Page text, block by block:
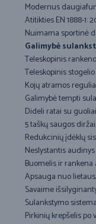
Modernus
Atitikties EN 1888-1:
Nuimama sportinė
Galimybė
Teleskopinis
Teleskopinis
Kojų atramos
Galimybė tempti
Dideli ratai su
5 taškų saugos diržai,
Redukcinių įdėklų
Neslystantis
Buomelis ir
Apsauga nuo
Savaime
Sulankstymo
Pirkinių krepšelis